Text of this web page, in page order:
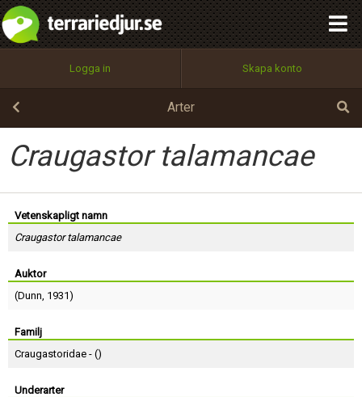
Logga in Skapa konto
Arter
Craugastor talamancae
Vetenskapligt namn
Craugastor talamancae
Auktor
(Dunn, 1931)
Familj
Craugastoridae - ()
Underarter
Utför
100%
OK
integritetspolicy
Namn:
Epost:
Användarnamn:
Lösenord:
Terms of Service
Begär nytt lösenord
Tillbaka till förstasidan